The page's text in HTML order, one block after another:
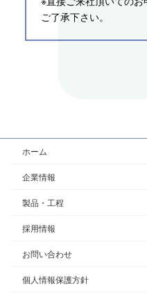
ご了承下さい。
ホーム
企業情報
製品・工程
採用情報
お問い合わせ
個人情報保護方針